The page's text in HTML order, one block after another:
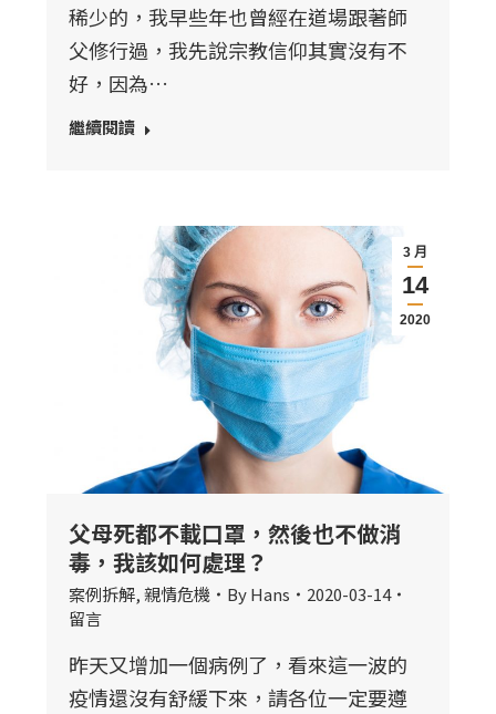
稀少的，我早些年也曾經在道場跟著師
父修行過，我先說宗教信仰其實沒有不
好，因為…
繼續閱讀
3 月
14
2020
父母死都不載口罩，然後也不做消
毒，我該如何處理？
案例拆解,親情危機 ByHans
2020-03-14
留言
昨天又增加一個病例了，看來這一波的
疫情還沒有舒緩下來，請各位一定要遵